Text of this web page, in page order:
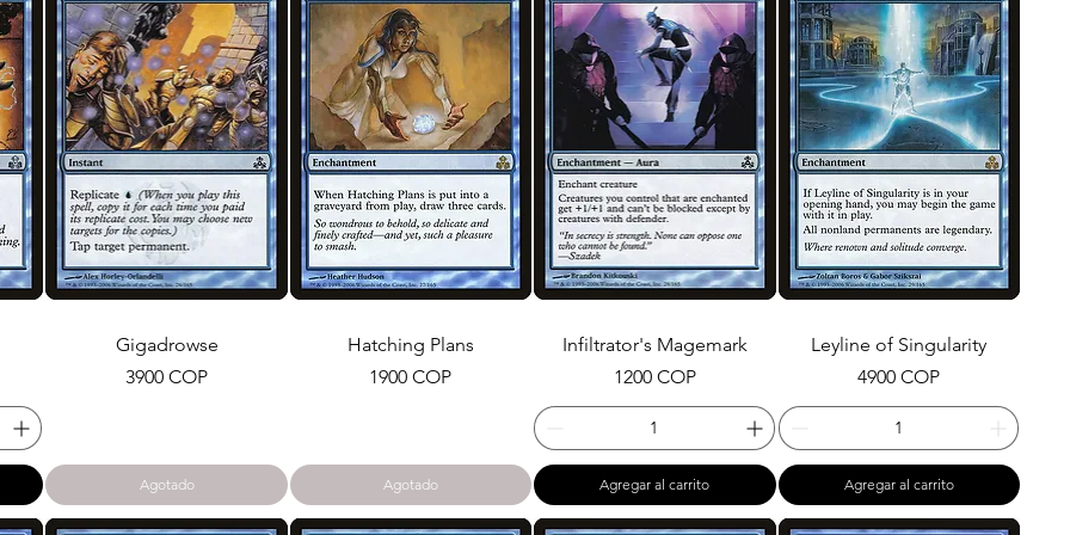
Gigadrowse
Precio
3900 COP
Agotado
Hatching Plans
Precio
1900 COP
Agotado
Infiltrator's Magemark
Precio
1200 COP
Agregar al carrito
Leyline of Singularity
Precio
4900 COP
Agregar al carrito